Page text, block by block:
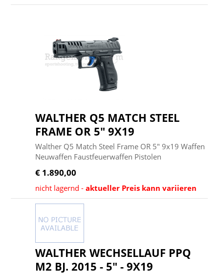
WALTHER Q5 MATCH STEEL
FRAME OR 5" 9X19
Walther Q5 Match Steel Frame OR 5" 9x19 Waffen
Neuwaffen Faustfeuerwaffen Pistolen
€ 1.890,00
nicht lagernd -aktueller Preis kann variieren
WALTHER WECHSELLAUF PPQ
M2 BJ. 2015 - 5" - 9X19